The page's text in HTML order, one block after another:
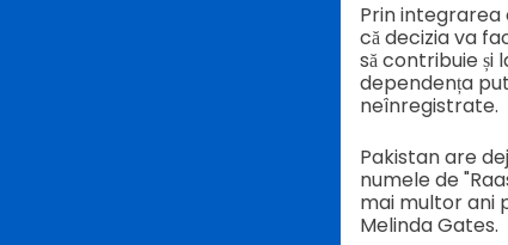
Prin integrarea
că decizia va
să contribuie și
dependența
neînregistrate.
Pakistan are
numele de
mai multor ani
Melinda Gates.